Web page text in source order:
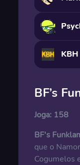
KBH
BF’s
Joga: 158
BF's
que o
Cogumelos